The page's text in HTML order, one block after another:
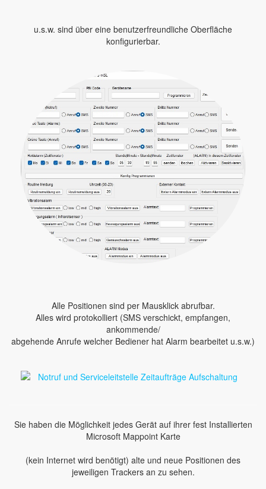
u.s.w. sind über eine benutzerfreundliche Oberfläche
konfigurierbar.
Alle Positionen sind per Mausklick abrufbar.
Alles wird protokolliert (SMS verschickt, empfangen,
ankommende/
abgehende Anrufe welcher Bediener hat Alarm bearbeitet u.s.w.)
Sie haben die Möglichkeit jedes Gerät auf ihrer fest Installierten
Microsoft Mappoint Karte
(kein Internet wird benötigt) alte und neue Positionen des
jeweiligen Trackers an zu sehen.